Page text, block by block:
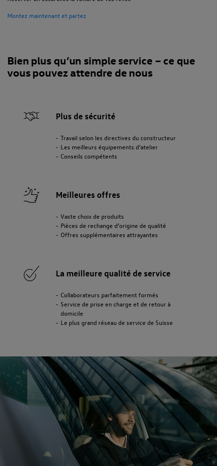
Montez maintenant et partez
Bien plus qu’un simple service – ce que
vous pouvez attendre de nous
Plus de sécurité
Travail selon les directives du constructeur
Les meilleurs équipements d’atelier
Conseils compétents
Meilleures offres
Vaste choix de produits
Pièces de rechange d’origine de qualité
Offres supplémentaires attrayantes
La meilleure qualité de service
Collaborateurs parfaitement formés
Service de prise en charge et de retour à
domicile
Le plus grand réseau de service de Suisse